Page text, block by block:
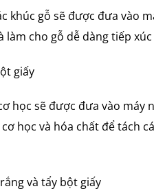
khúc gỗ sẽ được đưa vào
làm cho gỗ dễ dàng tiếp
giấy
học sẽ được đưa vào
học và hóa chất để tách
và tẩy bột giấy